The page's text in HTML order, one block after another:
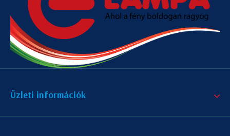
Üzleti információk